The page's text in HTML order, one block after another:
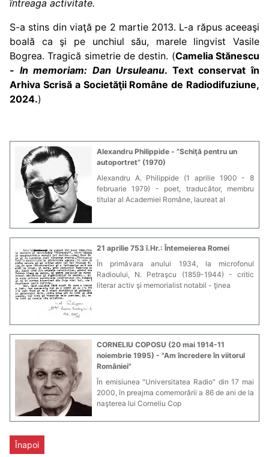
întreaga activitate.
S-a stins din viaţă pe 2 martie 2013. L-a răpus aceeaşi
boală ca şi pe unchiul său, marele lingvist Vasile
Bogrea. Tragică simetrie de destin. (Camelia Stănescu
- In memoriam: Dan Ursuleanu. Text conservat în
Arhiva Scrisă a Societăţii Române de Radiodifuziune,
2024.)
Alexandru Philippide - ”Schiţă pentru un
autoportret” (1970)
Alexandru A. Philippide (1 aprilie 1900 - 8
februarie 1979) - poet, traducător, membru
titular al Academiei Române, laureat al
21 aprilie 753 î.Hr.: Întemeierea Romei
În primăvara anului 1934, la microfonul
Radioului, N. Petraşcu (1859-1944) - critic
literar activ şi memorialist notabil - ţinea
CORNELIU COPOSU (20 mai 1914-11
noiembrie 1995) - "Am încredere în viitorul
României"
În emisiunea "Universitatea Radio" din 17 mai
2000, în preajma comemorării a 86 de ani de la
naşterea lui Corneliu Cop
Înapoi